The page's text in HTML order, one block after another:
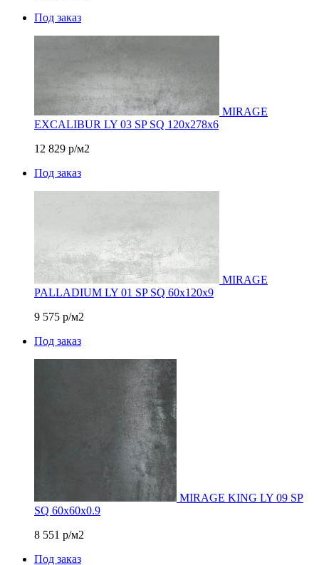
Под заказ
MIRAGE
EXCALIBUR LY 03 SP SQ 120х278х6
12 829 р/м2
Под заказ
MIRAGE
PALLADIUM LY 01 SP SQ 60х120х9
9 575 р/м2
Под заказ
MIRAGE KING LY 09 SP
SQ 60х60x0.9
8 551 р/м2
Под заказ